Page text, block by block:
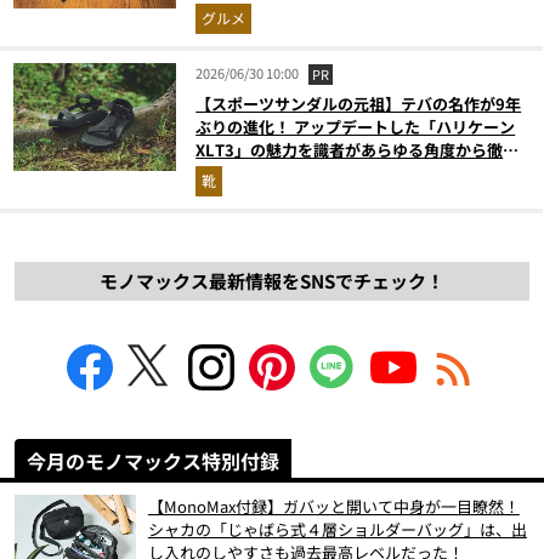
グルメ
2026/06/30 10:00 PR
【スポーツサンダルの元祖】テバの名作が9年
ぶりの進化！ アップデートした「ハリケーン
XLT3」の魅力を識者があらゆる角度から徹底
解説！
靴
モノマックス最新情報をSNSでチェック！
今月のモノマックス特別付録
【MonoMax付録】ガバッと開いて中身が一目瞭然！
シャカの「じゃばら式４層ショルダーバッグ」は、出
し入れのしやすさも過去最高レベルだった！